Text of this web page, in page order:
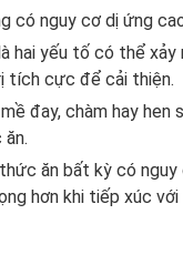
nguy cơ dị ứng
hai yếu tố có thể
tích cực để cải thiện.
đay, chàm hay hen
ăn bất kỳ có
hơn khi tiếp xúc